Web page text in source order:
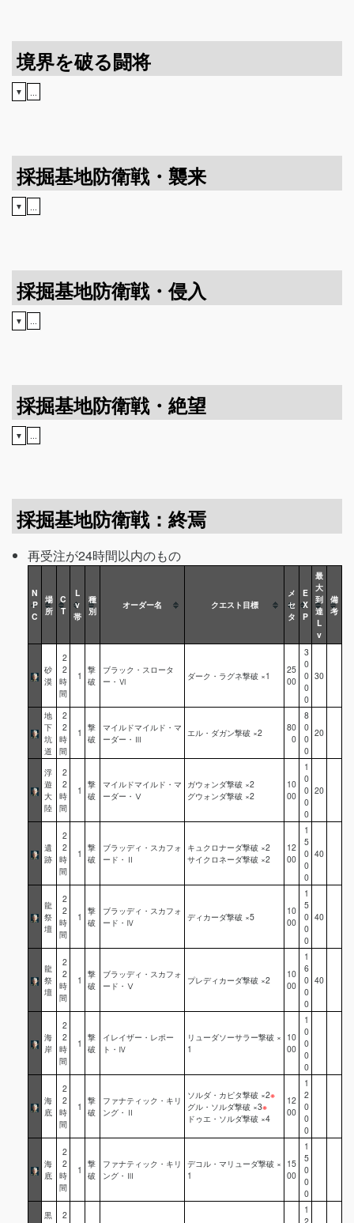
境界を破る闘将
▼
採掘基地防衛戦・襲来
▼
採掘基地防衛戦・侵入
▼ ...
採掘基地防衛戦・絶望
▼ ...
採掘基地防衛戦：終焉
再受注が24時間以内のもの
N
P
C
場
所
C
T
L
v
帯
種
別
オーダー名 クエスト目標
メ
セ
タ
E
X
P
最
大
到
達
L
v
備
考
砂
漠
2
2
時
間
1
撃
破
ブラック・スロータ
ー・Ⅵ
ダーク・ラグネ撃破 ×1
25
00
3
0
0
0
0
30
地
下
坑
道
2
2
時
間
1 撃
破
マイルドマイルド・マ
ーダー・Ⅲ
エル・ダガン撃破 ×2
80
0
8
0
0
0
20
浮
遊
大
陸
2
2
時
間
1
撃
破
マイルドマイルド・マ
ーダー・Ⅴ
ガウォンダ撃破 ×2
グウォンダ撃破 ×2
10
00
1
0
0
0
0
20
遺
跡
2
2
時
間
1
撃
破
ブラッディ・スカフォ
ード・Ⅱ
キュクロナーダ撃破 ×2
サイクロネーダ撃破 ×2
12
00
1
5
0
0
0
40
龍
祭
壇
2
2
時
間
1
撃
破
ブラッディ・スカフォ
ード・Ⅳ
ディカーダ撃破 ×5
10
00
1
5
0
0
0
40
龍
祭
壇
2
2
時
間
1
撃
破
ブラッディ・スカフォ
ード・Ⅴ
プレディカーダ撃破 ×2
10
00
1
6
0
0
0
40
海
岸
2
2
時
間
1
撃
破
イレイザー・レポー
ト・Ⅳ
リューダソーサラー撃破 ×
1
10
00
1
0
0
0
0
海
底
2
2
時
間
1
撃
破
ファナティック・キリ
ング・Ⅱ
ソルダ・カピタ撃破 ×2※
グル・ソルダ撃破 ×3※
ドゥエ・ソルダ撃破 ×4
12
00
1
2
0
0
0
海
底
2
2
時
間
1
撃
破
ファナティック・キリ
ング・Ⅲ
デコル・マリューダ撃破 ×
1
15
00
1
5
0
0
0
黒
2
1